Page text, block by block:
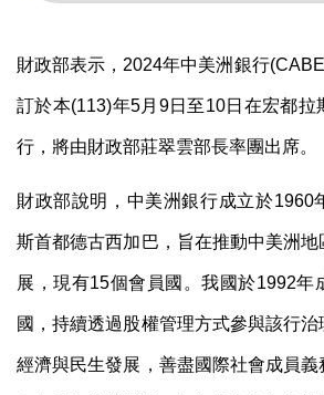
財政部表示， 2024年中美洲銀行
訂於本(113)年5月 9日至10日在宏都拉
行，將由財政部莊翠雲部長率團出席。
財政部說明，中美洲銀行成立於1960
斯首都德古西加巴，旨在推動中美洲
展，現有15個會員國。我國於1992年
國，持續透過股權管理方式參與該行
經濟與民生發展，善盡國際社會成員義